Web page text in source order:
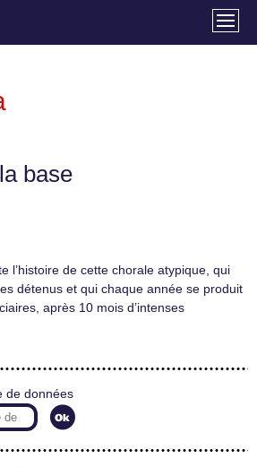
base
l’histoire de cette chorale atypique, qui
détenus et qui chaque année se produit
après 10 mois d’intenses
de données